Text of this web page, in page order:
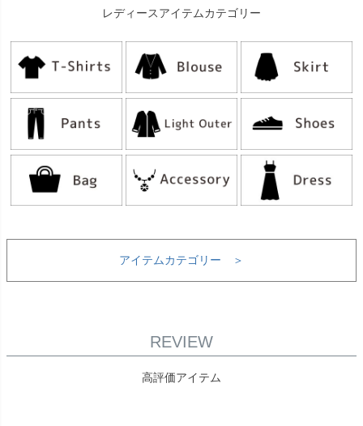
レディースアイテムカテゴリー
アイテムカテゴリー ＞
REVIEW
高評価アイテム